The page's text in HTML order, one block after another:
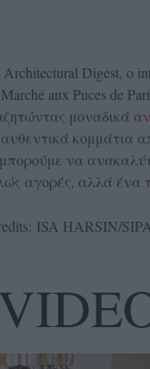
Digest, ο
aux Puces de
μοναδικά
κομμάτια
να
αγορές, αλλά ένα
ISA HARSIN/SIPA